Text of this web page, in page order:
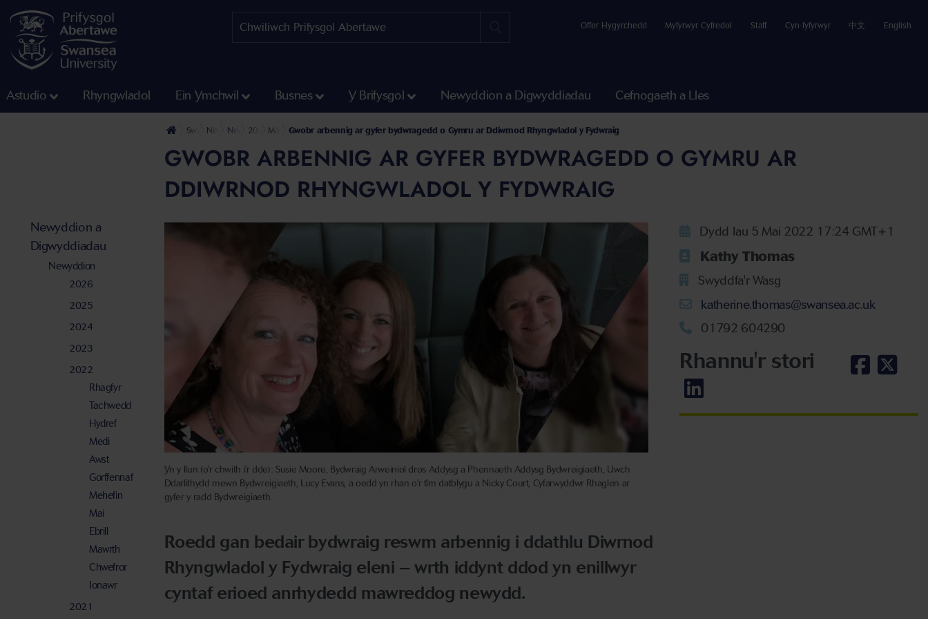
Offer Hygyrchedd Myfyrwyr Cyfredol Staff Cyn-fyfyrwyr 中文 English
Astudio Rhyngwladol Ein Ymchwil Busnes Y Brifysgol Newyddion a Digwyddiadau Cefnogaeth a Lles
Swyddfa'r Wasg
Newyddion a Digwyddiadau
Newyddion
2022Mai Gwobr arbennig ar gyfer bydwragedd o Gymru ar Ddiwrnod Rhyngwladol y Fydwraig
GWOBR ARBENNIG AR GYFER BYDWRAGEDD O GYMRU AR
DDIWRNOD RHYNGWLADOL Y FYDWRAIG
Yn y llun (o'r chwith i'r dde): Susie Moore, Bydwraig Arweiniol dros Addysg a Phennaeth Addysg Bydwreigiaeth, Uwch
Ddarlithydd mewn Bydwreigiaeth, Lucy Evans, a oedd yn rhan o'r tîm datblygu a Nicky Court, Cyfarwyddwr Rhaglen ar
gyfer y radd Bydwreigiaeth.
Roedd gan bedair bydwraig reswm arbennig i ddathlu Diwrnod
Rhyngwladol y Fydwraig eleni – wrth iddynt ddod yn enillwyr
cyntaf erioed anrhydedd mawreddog newydd.
Dydd Iau 5 Mai 2022 17:24 GMT+1
Kathy Thomas
Swyddfa'r Wasg
katherine.thomas@swansea.ac.uk
01792 604290
Rhannu'r stori
Newyddion a
Digwyddiadau
Newyddion
2026
2025
2024
2023
2022
Rhagfyr
Tachwedd
Hydref
Medi
Awst
Gorffennaf
Mehefin
Mai
Ebrill
Mawrth
Chwefror
Ionawr
2021